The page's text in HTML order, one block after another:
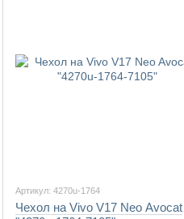
Артикул: 4270u-1764
Чехол на Vivo V17 Neo Avocat